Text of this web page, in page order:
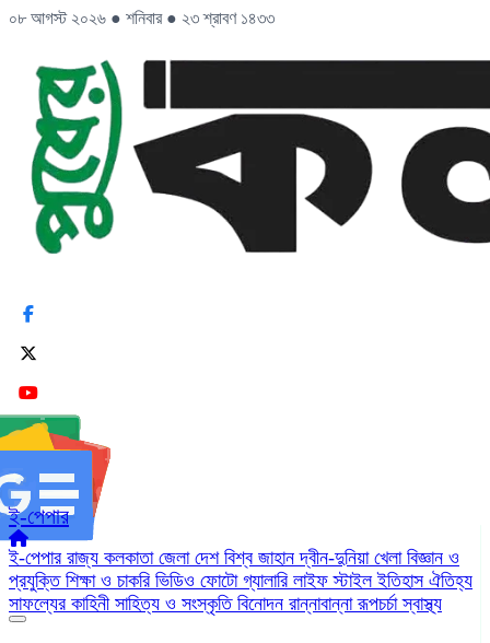
০৮ আগস্ট ২০২৬ ● শনিবার ● ২৩ শ্রাবণ ১৪৩৩
ই-পেপার
ই-পেপার রাজ্য কলকাতা জেলা দেশ বিশ্ব জাহানদ্বীন-দুনিয়া খেলা বিজ্ঞান ও
প্রযুক্তি শিক্ষা ও চাকরি ভিডিও ফোটো গ্যালারি লাইফ স্টাইলইতিহাস ঐতিহ্য
সাফল্যের কাহিনী সাহিত্য ও সংস্কৃতি বিনোদন রান্নাবান্নারূপচর্চাস্বাস্থ্য